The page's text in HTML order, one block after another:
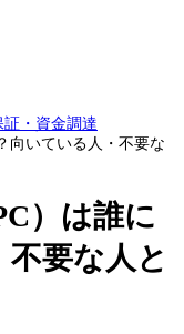
・資金調達
向いている人・不要な
）は誰に
要な人と